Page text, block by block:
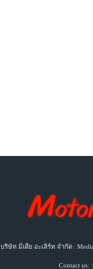
บริษัท มีเดีย อะเลิร์ท จำกัด :
Contact us: